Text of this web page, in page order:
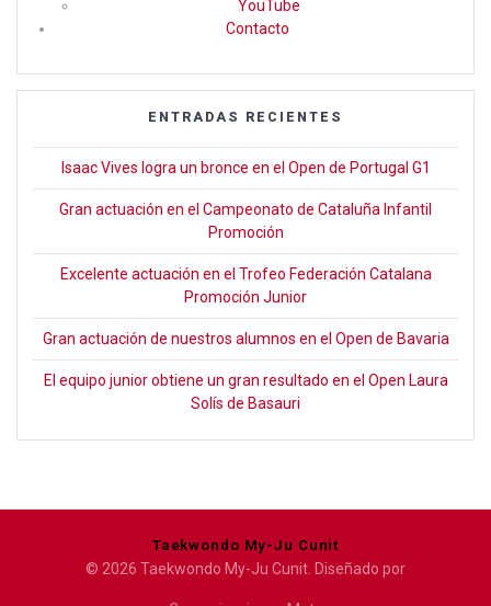
YouTube
Contacto
ENTRADAS RECIENTES
Isaac Vives logra un bronce en el Open de Portugal G1
Gran actuación en el Campeonato de Cataluña Infantil
Promoción
Excelente actuación en el Trofeo Federación Catalana
Promoción Junior
Gran actuación de nuestros alumnos en el Open de Bavaria
El equipo junior obtiene un gran resultado en el Open Laura
Solís de Basauri
Taekwondo My-Ju Cunit
© 2026 Taekwondo My-Ju Cunit. Diseñado por